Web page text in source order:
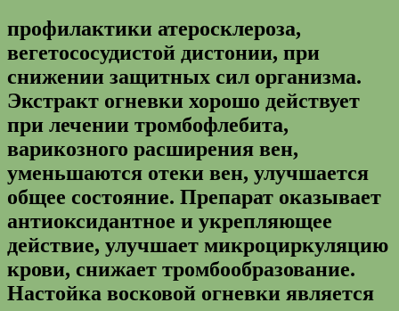
профилактики атеросклероза,
вегетососудистой дистонии, при
снижении защитных сил организма.
Экстракт огневки хорошо действует
при лечении тромбофлебита,
варикозного расширения вен,
уменьшаются отеки вен, улучшается
общее состояние. Препарат оказывает
антиоксидантное и укрепляющее
действие, улучшает микроциркуляцию
крови, снижает тромбообразование.
Настойка восковой огневки является